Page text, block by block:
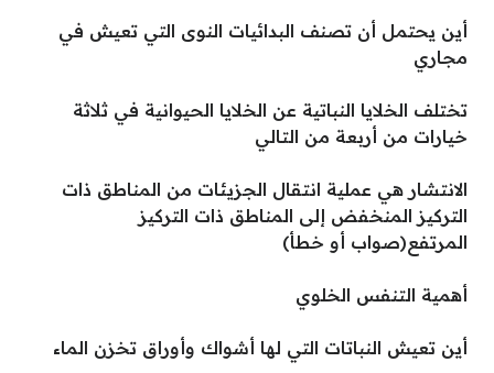
أين يحتمل أن تصنف البدائيات النوى التي تعيش في
مجاري
تختلف الخلايا النباتية عن الخلايا الحيوانية في ثلاثة
خيارات من أربعة من التالي
الانتشار هي عملية انتقال الجزيئات من المناطق ذات
التركيز المنخفض إلى المناطق ذات التركيز
المرتفع(صواب أو خطأ)
أهمية التنفس الخلوي
أين تعيش النباتات التي لها أشواك وأوراق تخزن الماء